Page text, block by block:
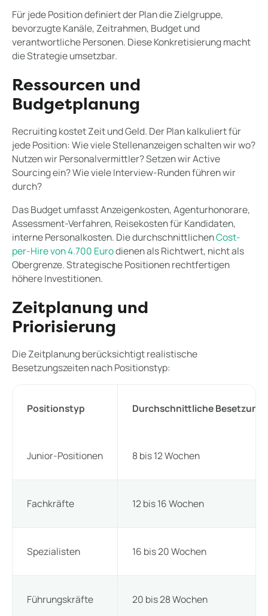
Für jede Position definiert der Plan die Zielgruppe,
bevorzugte Kanäle, Zeitrahmen, Budget und
verantwortliche Personen. Diese Konkretisierung macht
die Strategie umsetzbar.
Ressourcen und
Budgetplanung
Recruiting kostet Zeit und Geld. Der Plan kalkuliert für
jede Position: Wie viele Stellenanzeigen schalten wir wo?
Nutzen wir Personalvermittler? Setzen wir Active
Sourcing ein? Wie viele Interview-Runden führen wir
durch?
Das Budget umfasst Anzeigenkosten, Agenturhonorare,
Assessment-Verfahren, Reisekosten für Kandidaten,
interne Personalkosten. Die durchschnittlichenCost-
per-Hire von 4.700 Eurodienen als Richtwert, nicht als
Obergrenze. Strategische Positionen rechtfertigen
höhere Investitionen.
Zeitplanung und
Priorisierung
Die Zeitplanung berücksichtigt realistische
Besetzungszeiten nach Positionstyp:
Positionstyp Durchschnittliche
Junior-Positionen 8 bis 12 Wochen
Fachkräfte 12 bis 16 Wochen
Spezialisten 16 bis 20 Wochen
Führungskräfte 20 bis 28 Wochen